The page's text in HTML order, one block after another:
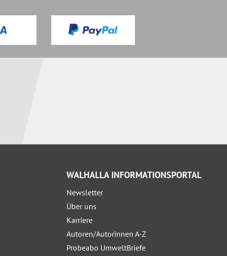
WALHALLA INFORMATIONSPORTAL
Newsletter
Über uns
Karriere
Autoren/Autorinnen A-Z
Probeabo UmweltBriefe